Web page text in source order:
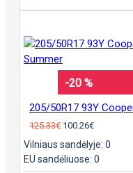
-20 %
125.33€ 100.26€
Vilniaus sandėlyje: 0
EU sandėliuose: 0